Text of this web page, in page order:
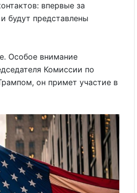
впервые за
будут представлены
Особое внимание
Комиссии по
он примет участие в